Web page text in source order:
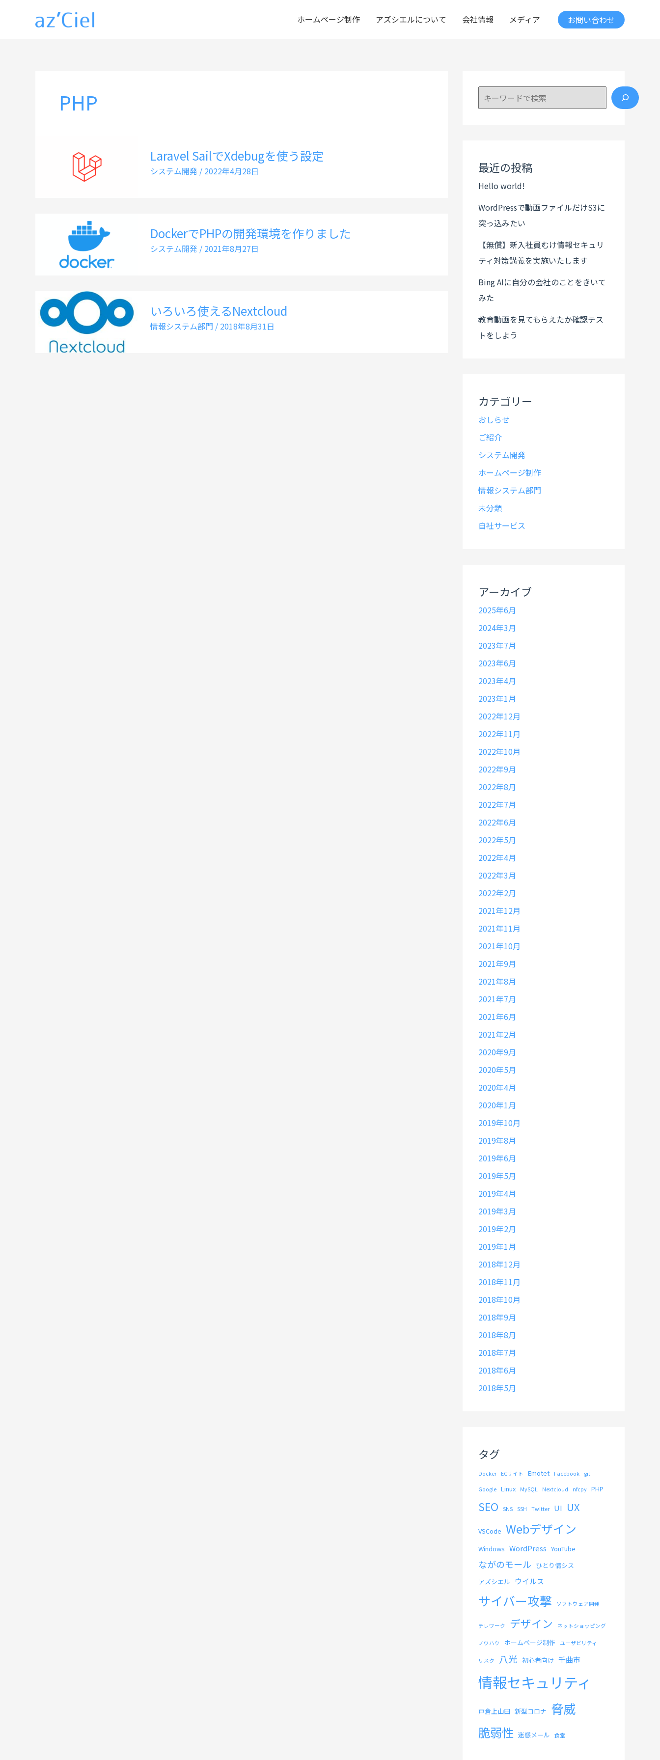
ホームページ制作 アズシエルについて 会社情報 メディア お問い合わせ
PHP
Laravel SailでXdebugを使う設定
システム開発 / 2022年4月28日
DockerでPHPの開発環境を作りました
システム開発 / 2021年8月27日
いろいろ使えるNextcloud
情報システム部門 / 2018年8月31日
検索
最近の投稿
Hello world!
WordPressで動画ファイルだけS3に
突っ込みたい
【無償】新入社員むけ情報セキュリ
ティ対策講義を実施いたします
Bing AIに自分の会社のことをきいて
みた
教育動画を見てもらえたか確認テス
トをしよう
カテゴリー
おしらせ
ご紹介
システム開発
ホームページ制作
情報システム部門
未分類
自社サービス
アーカイブ
2025年6月
2024年3月
2023年7月
2023年6月
2023年4月
2023年1月
2022年12月
2022年11月
2022年10月
2022年9月
2022年8月
2022年7月
2022年6月
2022年5月
2022年4月
2022年3月
2022年2月
2021年12月
2021年11月
2021年10月
2021年9月
2021年8月
2021年7月
2021年6月
2021年2月
2020年9月
2020年5月
2020年4月
2020年1月
2019年10月
2019年8月
2019年6月
2019年5月
2019年4月
2019年3月
2019年2月
2019年1月
2018年12月
2018年11月
2018年10月
2018年9月
2018年8月
2018年7月
2018年6月
2018年5月
タグ
Docker ECサイト Emotet Facebook git
Google Linux MySQL Nextcloud nfcpy PHP
SEO SNS SSH Twitter UI UX
VSCode Webデザイン
Windows WordPress YouTube
ながのモール ひとり情シス
アズシエル
ウイルス
サイバー攻撃 ソフトウェア開発
テレワーク デザイン ネットショッピング
ノウハウ ホームページ制作 ユーザビリティ
リスク 八光 初心者向け 千曲市
情報セキュリティ
戸倉上山田 新型コロナ 脅威
脆弱性 迷惑メール 食堂